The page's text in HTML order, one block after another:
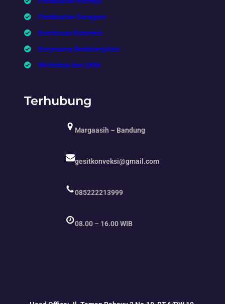
Pembuatan Seragam
Kemitraan Konveksi
Kerjasama Berkelanjutan
Workshop dan UKM
Terhubung
Margaasih – Bandung
gesitkonveksi@gmail.com
085222213999
08.00 – 16.00 WIB